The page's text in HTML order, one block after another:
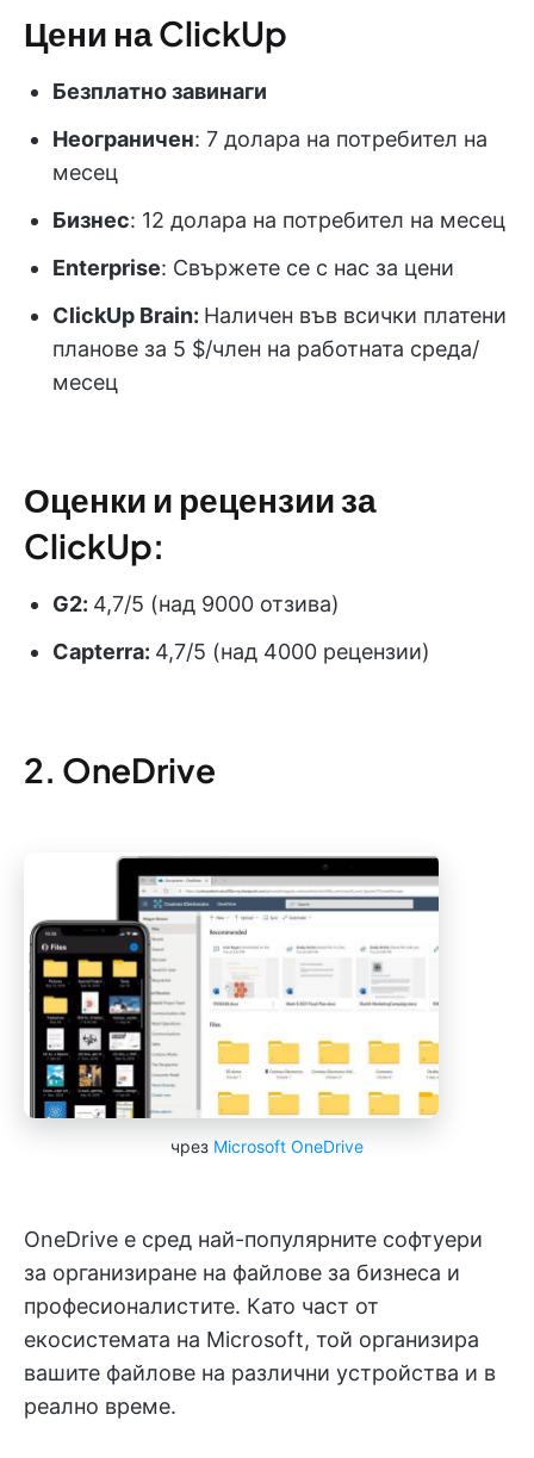
Цени на ClickUp
Безплатно завинаги
Неограничен: 7 долара на потребител на
месец
Бизнес: 12 долара на потребител на месец
Enterprise: Свържете се с нас за цени
ClickUp Brain: Наличен във всички платени
планове за 5 $/член на работната среда/
месец
Оценки и рецензии за
ClickUp:
G2: 4,7/5 (над 9000 отзива)
Capterra: 4,7/5 (над 4000 рецензии)
2. OneDrive
чрез Microsoft OneDrive
OneDrive е сред най-популярните софтуери
за организиране на файлове за бизнеса и
професионалистите. Като част от
екосистемата на Microsoft, той организира
вашите файлове на различни устройства и в
реално време.